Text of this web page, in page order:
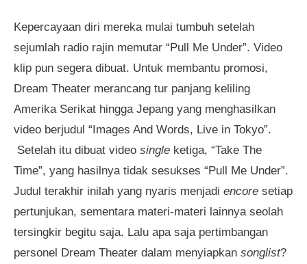
Kepercayaan diri mereka mulai tumbuh setelah
sejumlah radio rajin memutar “Pull Me Under”. Video
klip pun segera dibuat. Untuk membantu promosi,
Dream Theater merancang tur panjang keliling
Amerika Serikat hingga Jepang yang menghasilkan
video berjudul “Images And Words, Live in Tokyo”.
Setelah itu dibuat video single ketiga, “Take The
Time”, yang hasilnya tidak sesukses “Pull Me Under”.
Judul terakhir inilah yang nyaris menjadi encore setiap
pertunjukan, sementara materi-materi lainnya seolah
tersingkir begitu saja. Lalu apa saja pertimbangan
personel Dream Theater dalam menyiapkan songlist?